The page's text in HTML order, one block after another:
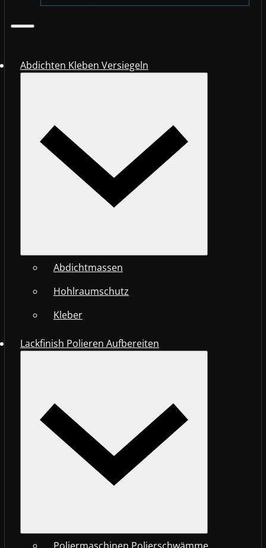
Abdichten Kleben Versiegeln
Abdichtmassen
Hohlraumschutz
Kleber
Lackfinish Polieren Aufbereiten